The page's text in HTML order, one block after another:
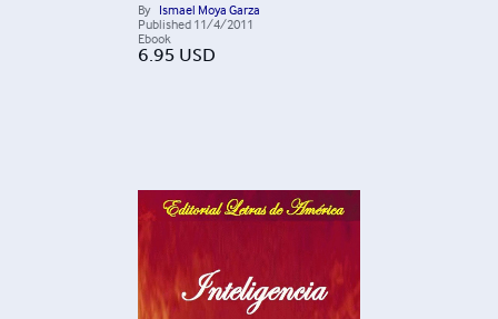
By Ismael Moya Garza
Published 11/4/2011
Ebook
6.95 USD